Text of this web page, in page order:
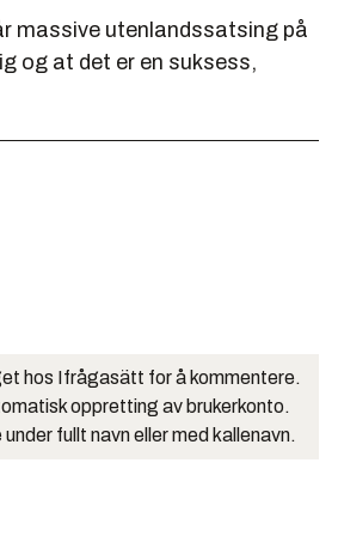
massive utenlandssatsing på
og at det er en suksess,
hos Ifrågasätt for å kommentere.
oppretting av brukerkonto.
fullt navn eller med kallenavn.